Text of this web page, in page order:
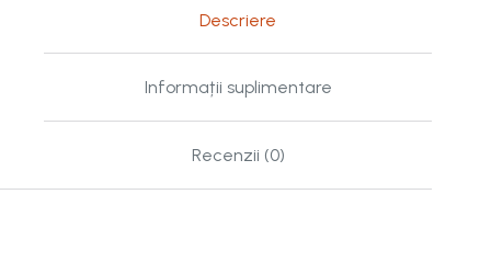
Descriere
Informații suplimentare
Recenzii (0)